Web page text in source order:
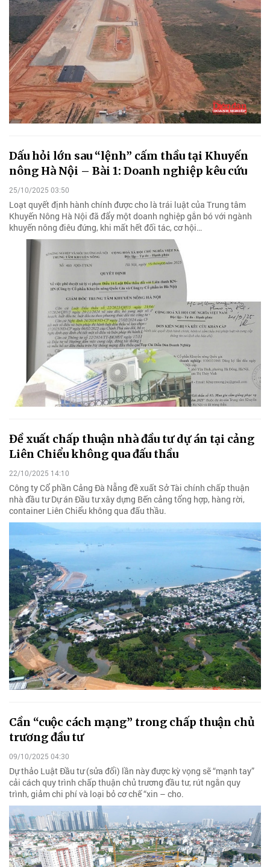
Dấu hỏi lớn sau “lệnh” cấm thầu tại Khuyến
nông Hà Nội – Bài 1: Doanh nghiệp kêu cứu
25/10/2025 03:50
Loạt quyết định hành chính được cho là trái luật của Trung tâm
Khuyến Nông Hà Nội đã đẩy một doanh nghiệp gắn bó với ngành
khuyến nông điêu đứng, khi mất hết đối tác, cơ hội…
Đề xuất chấp thuận nhà đầu tư dự án tại cảng
Liên Chiểu không qua đấu thầu
22/10/2025 14:10
Công ty Cổ phần Cảng Đà Nẵng đề xuất Sở Tài chính chấp thuận
nhà đầu tư Dự án Đầu tư xây dựng Bến cảng tổng hợp, hàng rời,
container Liên Chiểu không qua đấu thầu.
Cần “cuộc cách mạng” trong chấp thuận chủ
trương đầu tư
09/10/2025 04:30
Dự thảo Luật Đầu tư (sửa đổi) lần này được kỳ vọng sẽ “mạnh tay”
cải cách quy trình chấp thuận chủ trương đầu tư, rút ngắn quy
trình, giảm chi phí và loại bỏ cơ chế “xin – cho.